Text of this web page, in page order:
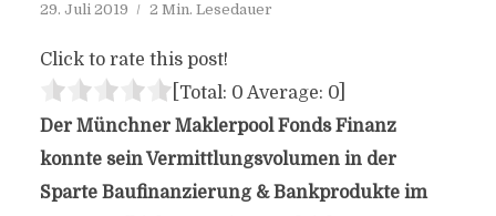
29. Juli 2019 2 Min. Lesedauer
Click to rate this post!
[Total: 0 Average: 0]
Der Münchner Maklerpool Fonds Finanz
konnte sein Vermittlungsvolumen in der
Sparte Baufinanzierung & Bankprodukte im